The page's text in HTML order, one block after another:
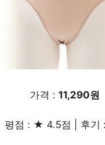
가격 : 11,290원
평점 : ★ 4.5점 | 후기